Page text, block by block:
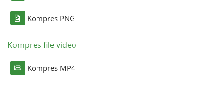
Kompres PNG
Kompres file video
Kompres MP4